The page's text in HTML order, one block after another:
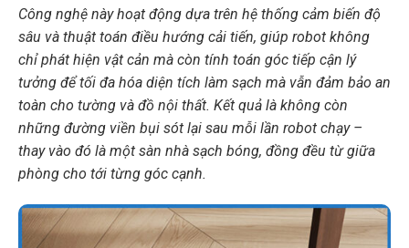
Công nghệ này hoạt động dựa trên hệ thống cảm biến độ
sâu và thuật toán điều hướng cải tiến, giúp robot không
chỉ phát hiện vật cản mà còn tính toán góc tiếp cận lý
tưởng để tối đa hóa diện tích làm sạch mà vẫn đảm bảo an
toàn cho tường và đồ nội thất. Kết quả là không còn
những đường viền bụi sót lại sau mỗi lần robot chạy –
thay vào đó là một sàn nhà sạch bóng, đồng đều từ giữa
phòng cho tới từng góc cạnh.